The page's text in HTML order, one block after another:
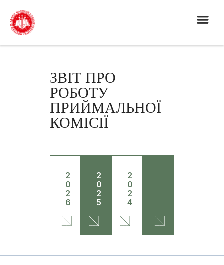
ЗВІТ ПРО
РОБОТУ
ПРИЙМАЛЬНОЇ
КОМІСІЇ
2
0
2
6
2
0
2
5
2
0
2
4